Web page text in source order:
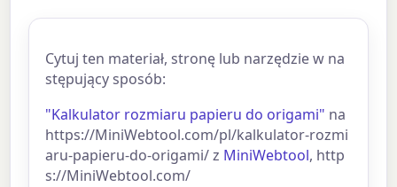
Cytuj ten materiał, stronę lub narzędzie w na
stępujący sposób:
"Kalkulator rozmiaru papieru do origami" na
https://MiniWebtool.com/pl/kalkulator-rozmi
aru-papieru-do-origami/ z MiniWebtool, http
s://MiniWebtool.com/